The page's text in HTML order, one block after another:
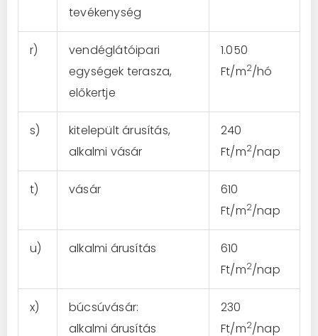
tevékenység
r)
vendéglátóipari
egységek terasza,
előkertje
1.050
Ft/m2/hó
s)
kitelepült árusítás,
alkalmi vásár
240
Ft/m2/nap
t) vásár
610
Ft/m2/nap
u) alkalmi árusítás
610
Ft/m2/nap
x)
búcsúvásár:
alkalmi árusítás
230
Ft/m2/nap